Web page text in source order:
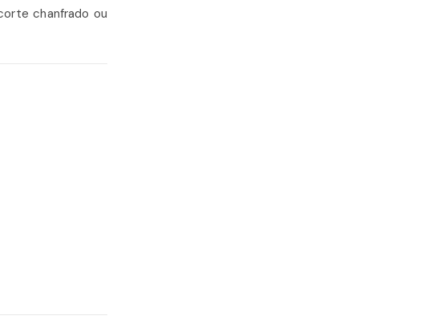
chanfrado ou